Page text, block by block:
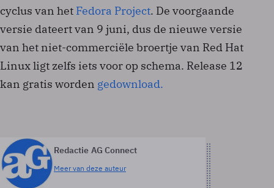
cyclus van het Fedora Project. De voorgaande
versie dateert van 9 juni, dus de nieuwe versie
van het niet-commerciële broertje van Red Hat
Linux ligt zelfs iets voor op schema. Release 12
kan gratis worden gedownload.
Redactie AG Connect
Meer van deze auteur